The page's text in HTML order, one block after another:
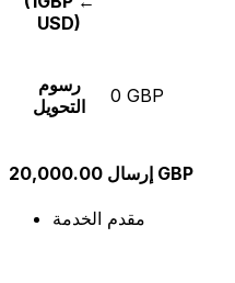
USD)
رسوم
التحويل
0 GBP
إرسال 20,000.00 GBP
مقدم الخدمة